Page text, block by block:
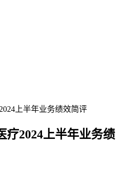
上半年业务绩效简评
疗2024上半年业务绩